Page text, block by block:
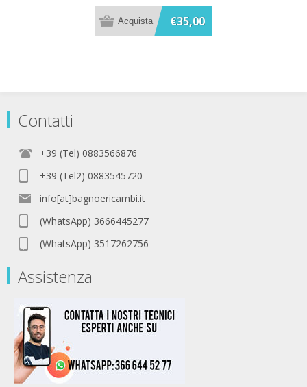
€35,00
Contatti
+39 (Tel) 0883566876
+39 (Tel2) 0883545720
info[at]bagnoericambi.it
(WhatsApp) 3666445277
(WhatsApp) 3517262756
Assistenza